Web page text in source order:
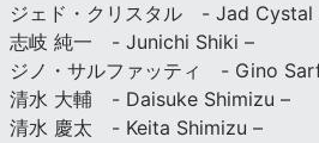
ジェド・クリスタル - Jad Cystal
志岐 純一 - Junichi Shiki –
ジノ・サルファッティ - Gino
清水 大輔 - Daisuke Shimizu –
清水 慶太 - Keita Shimizu –